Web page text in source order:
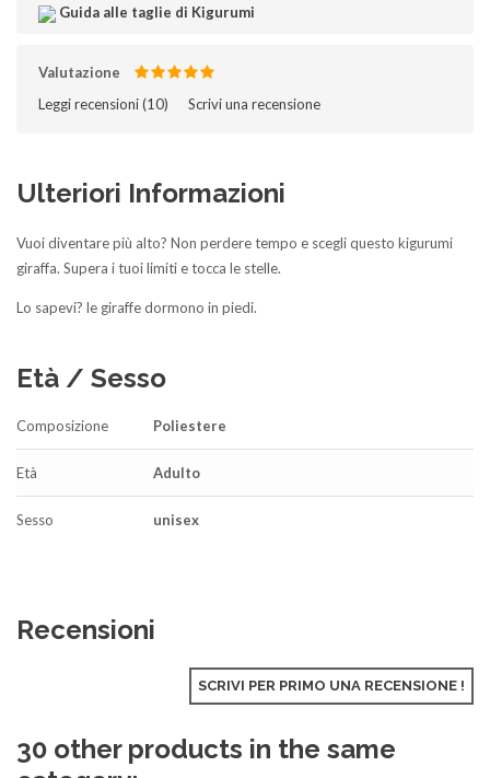
Guida alle taglie di Kigurumi
Valutazione
Leggi recensioni (10)‎ Scrivi una recensione
Ulteriori Informazioni
Vuoi diventare più alto? Non perdere tempo e scegli questo kigurumi
giraffa. Supera i tuoi limiti e tocca le stelle.
Lo sapevi? le giraffe dormono in piedi.
Età / Sesso
Composizione Poliestere
Età Adulto
Sesso unisex
Recensioni
SCRIVI PER PRIMO UNA RECENSIONE !
30 other products in the same